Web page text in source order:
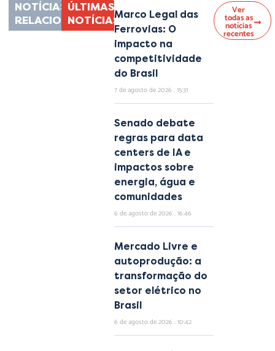
NOTÍCIAS
RELACIONADAS
ÚLTIMAS
NOTÍCIASMarco Legal das
Ferrovias: O
impacto na
competitividade
do Brasil
7 de agosto de 2026 15:31
Senado debate
regras para data
centers de IA e
impactos sobre
energia, água e
comunidades
6 de agosto de 2026 16:46
Mercado Livre e
autoprodução: a
transformação do
setor elétrico no
Brasil
6 de agosto de 2026 10:42
Ver
todas as
notícias
recentes